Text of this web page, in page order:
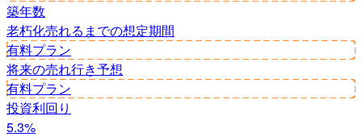
築年数
老朽化売れるまでの想定期間
有料プラン
将来の売れ行き予想
有料プラン
投資利回り
5.3%